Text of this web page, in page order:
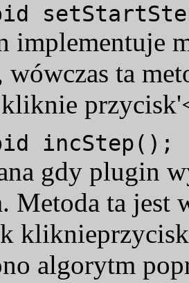
implementuje
ta
incStep();
gdy plugin
Metoda ta jest
algorytm